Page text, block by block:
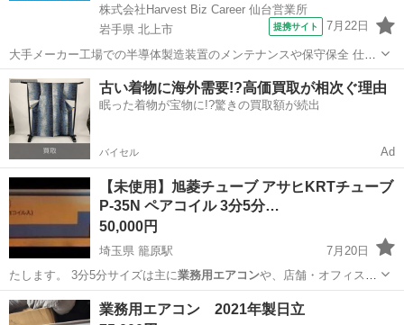
株式会社Harvest Biz Career 仙台営業所
岩手県 北上市
提携サイト 7月22日
大手メーカー工場での半導体製造装置のメンテナンスや保守保全 仕事
内容 ＼フラッシュメモリの製造を行う工場で半導体製造装置の保守・
点検のお仕事／ 新工場新設に伴い、請負現場の立ち上げを行います！
※立ち上げ時期目安：2...
岩手 北上市 その他
古い着物に海外需要!?高価買取が相次ぐ理由
眠った着物が宝物に!?驚きの買取額が続出
バイセル Ad
【未使用】旭菱チューブ アサヒKRTチューブ
P-35N ペアコイル 3分5分…
50,000円
埼玉県 籠原駅
7月20日
たします。 3分5分サイズは主に業務用エアコンや、店舗・オフィス用
の大型パッケー…
埼玉 熊谷市 籠原駅 季節、空調家電 アサヒ
業務用エアコン 2021年製日立